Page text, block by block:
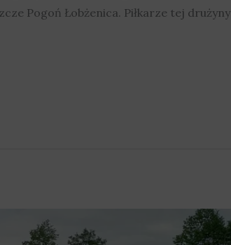
Pogoń Łobżenica. Piłkarze tej drużyny